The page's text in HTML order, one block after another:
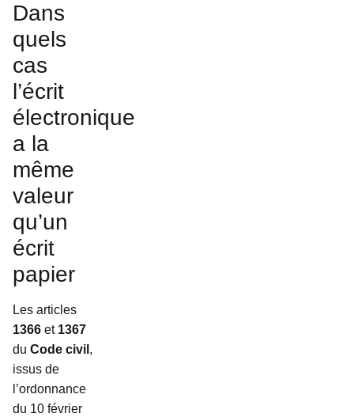
Dans
quels
cas
l’écrit
électronique
a la
même
valeur
qu’un
écrit
papier
Les articles
1366 et 1367
du Code civil ,
issus de
l’ordonnance
du 10 février